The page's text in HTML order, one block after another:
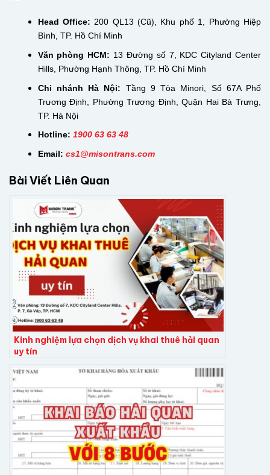
Head Office: 200 QL13 (Cũ), Khu phố 1, Phường Hiệp
Bình, TP. Hồ Chí Minh
Văn phòng HCM: 13 Đường số 7, KDC Cityland Center
Hills, Phường Hạnh Thông, TP. Hồ Chí Minh
Chi nhánh Hà Nội: Tầng 9 Tòa Minori, Số 67A Phố
Trương Định, Phường Trương Định, Quận Hai Bà Trưng,
TP. Hà Nội
Hotline: 1900 63 63 48
Email: cs1@misontrans.com
Bài Viết Liên Quan
Kinh nghiệm lựa chọn dịch vụ khai thuê hải quan
uy tín